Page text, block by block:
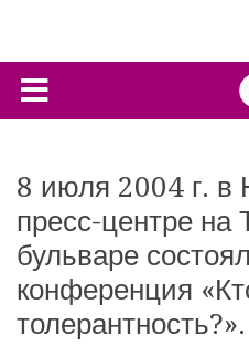
8 июля 2004 г. в
пресс-центре на
бульваре
конференция
толерантность?».